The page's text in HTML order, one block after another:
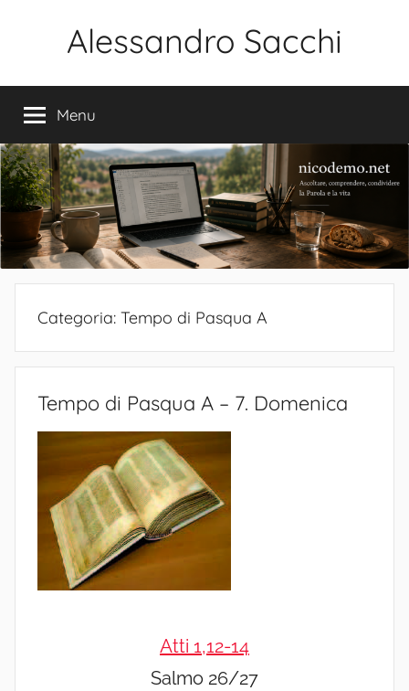
Alessandro Sacchi
Vita
Menu
Categoria: Tempo di Pasqua A
Tempo di Pasqua A – 7. Domenica
Atti 1,12-14
Salmo 26/27